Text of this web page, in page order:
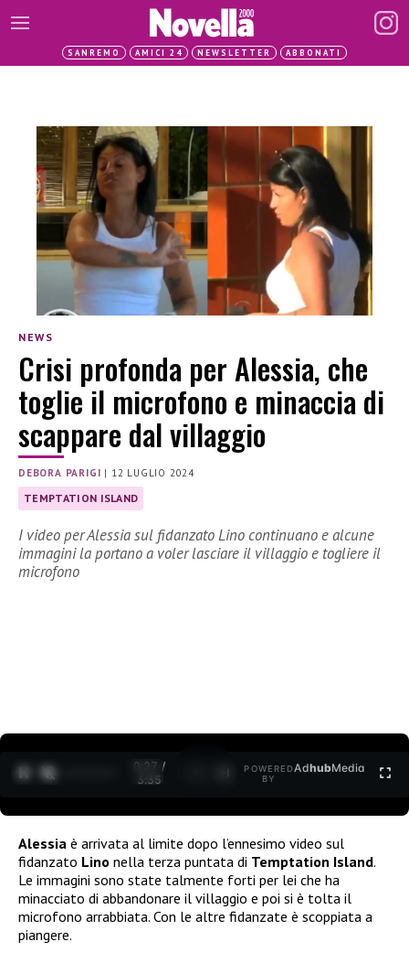
SANREMO AMICI 24 NEWSLETTER ABBONATI
NEWS
Crisi profonda per Alessia, che
toglie il microfono e minaccia di
scappare dal villaggio
DEBORA PARIGI | 12 LUGLIO 2024
TEMPTATION ISLAND
I video per Alessia sul fidanzato Lino continuano e alcune
immagini la portano a voler lasciare il villaggio e togliere il
microfono
0:28 /
3:35
POWERED
BY
AdhubMedia
Alessia è arrivata al limite dopo l’ennesimo video sul
fidanzato Lino nella terza puntata di Temptation Island.
Le immagini sono state talmente forti per lei che ha
minacciato di abbandonare il villaggio e poi si è tolta il
microfono arrabbiata. Con le altre fidanzate è scoppiata a
piangere.